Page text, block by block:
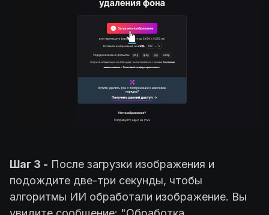
Шаг 3 - После загрузки изображения и
подождите две-три секунды, чтобы
алгоритмы ИИ обработали изображение. Вы